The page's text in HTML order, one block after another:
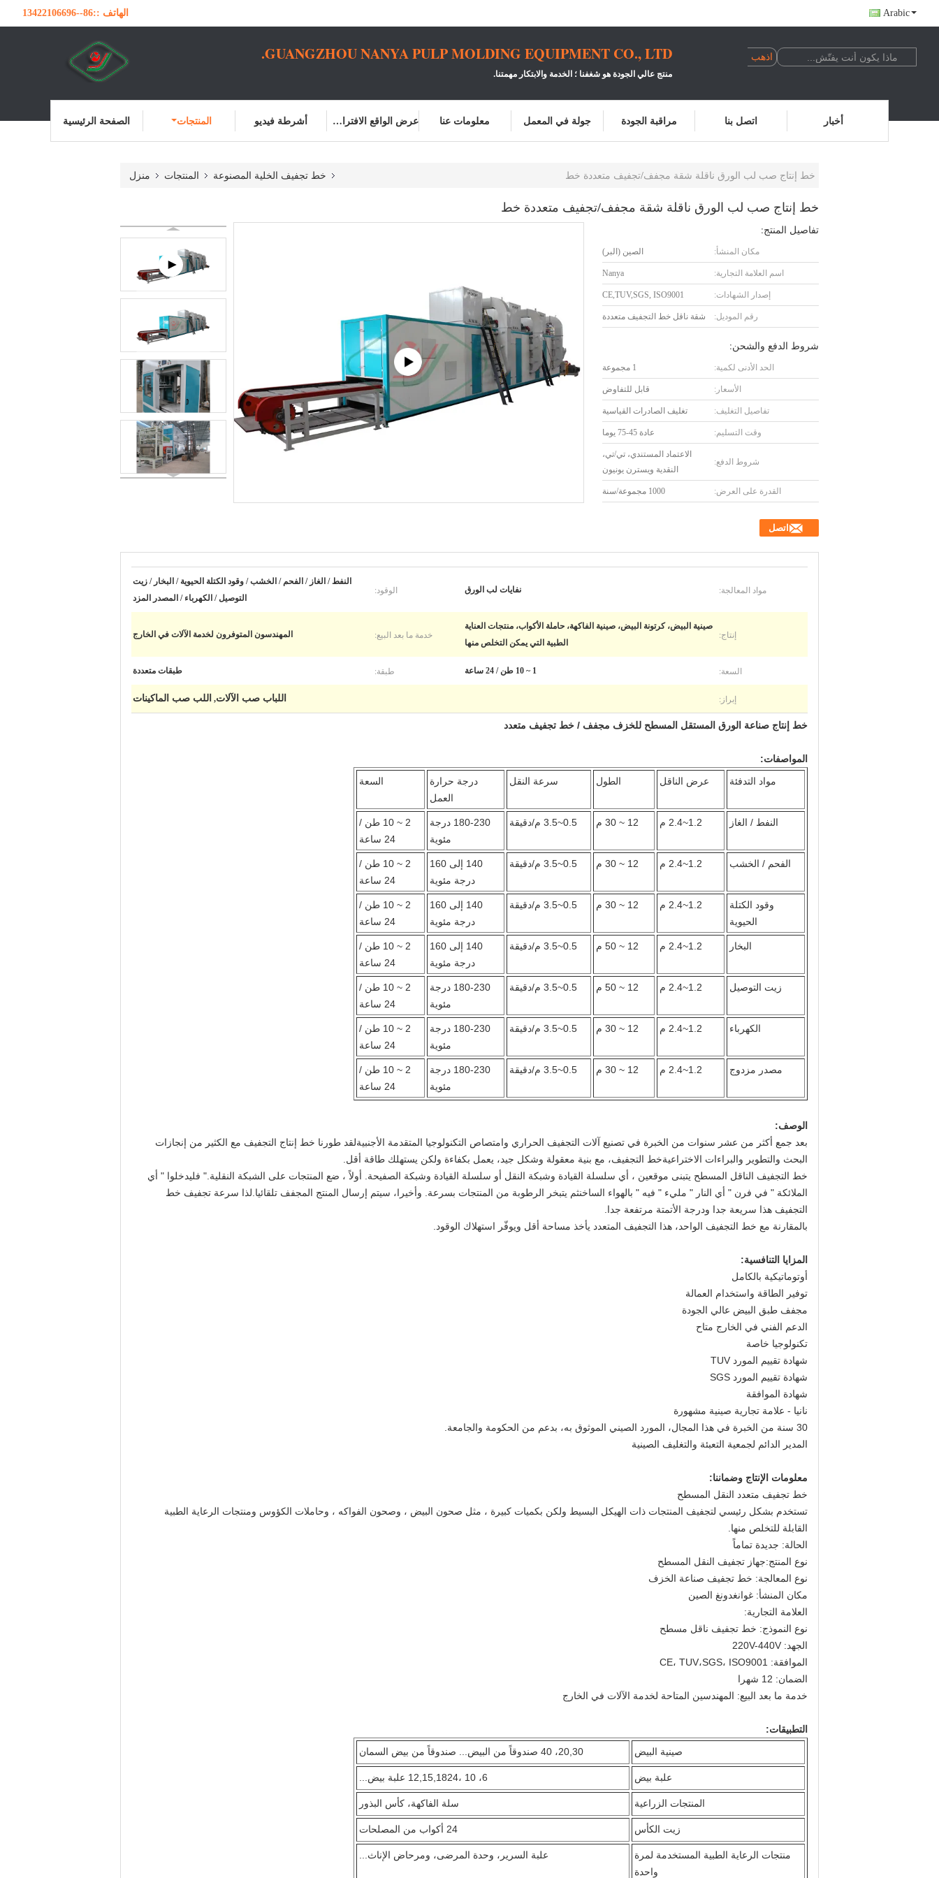
الهاتف ::86--13422106696 Arabic
GUANGZHOU NANYA PULP MOLDING EQUIPMENT CO., LTD.
منتج عالي الجودة هو شغفنا ؛ الخدمة والابتكار مهمتنا.
الصفحة الرئيسية المنتجات أشرطة فيديو عرض الواقع الافتراضي معلومات عنا جولة في المعمل مراقبة الجودة اتصل بنا أخبار
منزل المنتجات خط تجفيف الخلية المصنوعة خط إنتاج صب لب الورق ناقلة شقة مجفف/تجفيف متعددة خط
خط إنتاج صب لب الورق ناقلة شقة مجفف/تجفيف متعددة خط
تفاصيل المنتج:
مكان المنشأ: الصين (البر)
اسم العلامة التجارية: Nanya
إصدار الشهادات: CE,TUV,SGS, ISO9001
رقم الموديل: شقة ناقل خط التجفيف متعددة
شروط الدفع والشحن:
الحد الأدنى لكمية: 1 مجموعة
الأسعار: قابل للتفاوض
تفاصيل التغليف: تغليف الصادرات القياسية
وقت التسليم: عادة 45-75 يوما
شروط الدفع:
الاعتماد المستندي، تي/تي،
النقدية ويسترن يونيون
القدرة على العرض: 1000 مجموعة/سنة
اتصل
مواد المعالجة: نفايات لب الورق الوقود:
النفط / الغاز / الفحم / الخشب / وقود الكتلة الحيوية / البخار / زيت
التوصيل / الكهرباء / المصدر المزد
إنتاج:
صينية البيض، كرتونة البيض، صينية الفاكهة، حاملة الأكواب، منتجات العناية
الطبية التي يمكن التخلص منها
خدمة ما بعد البيع: المهندسون المتوفرون لخدمة الآلات في الخارج
السعة: 1 ~ 10 طن / 24 ساعة طبقة: طبقات متعددة
إبراز: اللباب صب الآلات, اللب صب الماكينات
خط إنتاج صناعة الورق المستقل المسطح للخزف مجفف / خط تجفيف متعدد
المواصفات:
مواد التدفئة
عرض الناقل الطول سرعة النقل
درجة حرارة
العمل
السعة
النفط / الغاز 1.2~2.4 م 12 ~ 30 م 0.5~3.5 م/دقيقة
180-230 درجة
مئوية
2 ~ 10 طن /
24 ساعة
الفحم / الخشب 1.2~2.4 م 12 ~ 30 م 0.5~3.5 م/دقيقة
140 إلى 160
درجة مئوية
2 ~ 10 طن /
24 ساعة
وقود الكتلة
الحيوية
1.2~2.4 م 12 ~ 30 م 0.5~3.5 م/دقيقة
140 إلى 160
درجة مئوية
2 ~ 10 طن /
24 ساعة
البخار 1.2~2.4 م 12 ~ 50 م 0.5~3.5 م/دقيقة
140 إلى 160
درجة مئوية
2 ~ 10 طن /
24 ساعة
زيت التوصيل 1.2~2.4 م 12 ~ 50 م 0.5~3.5 م/دقيقة
180-230 درجة
مئوية
2 ~ 10 طن /
24 ساعة
الكهرباء 1.2~2.4 م 12 ~ 30 م 0.5~3.5 م/دقيقة
180-230 درجة
مئوية
2 ~ 10 طن /
24 ساعة
مصدر مزدوج 1.2~2.4 م 12 ~ 30 م 0.5~3.5 م/دقيقة
180-230 درجة
مئوية
2 ~ 10 طن /
24 ساعة
الوصف:
بعد جمع أكثر من عشر سنوات من الخبرة في تصنيع آلات التجفيف الحراري وامتصاص التكنولوجيا المتقدمة الأجنبيةلقد طورنا خط إنتاج التجفيف مع الكثير من إنجازات
البحث والتطوير والبراءات الاختراعيةخط التجفيف، مع بنية معقولة وشكل جيد، يعمل بكفاءة ولكن يستهلك طاقة أقل.
خط التجفيف الناقل المسطح يتبنى موقعين ، أي سلسلة القيادة وشبكة النقل أو سلسلة القيادة وشبكة الصفيحة. أولاً ، ضع المنتجات على الشبكة النقلية." فليدخلوا " أي
الملائكة " في فرن " أي النار " مليء " فيه " بالهواء الساخنثم يتبخر الرطوبة من المنتجات بسرعة. وأخيرا، سيتم إرسال المنتج المجفف تلقائيا.لذا سرعة تجفيف خط
التجفيف هذا سريعة جدا ودرجة الأتمتة مرتفعة جدا.
بالمقارنة مع خط التجفيف الواحد، هذا التجفيف المتعدد يأخذ مساحة أقل ويوفّر استهلاك الوقود.
المزايا التنافسية:
أوتوماتيكية بالكامل
توفير الطاقة واستخدام العمالة
مجفف طبق البيض عالي الجودة
الدعم الفني في الخارج متاح
تكنولوجيا خاصة
شهادة تقييم المورد TUV
شهادة تقييم المورد SGS
شهادة الموافقة
نانيا - علامة تجارية صينية مشهورة
30 سنة من الخبرة في هذا المجال، المورد الصيني الموثوق به، بدعم من الحكومة والجامعة.
المدير الدائم لجمعية التعبئة والتغليف الصينية
معلومات الإنتاج وضماننا:
خط تجفيف متعدد النقل المسطح
تستخدم بشكل رئيسي لتجفيف المنتجات ذات الهيكل البسيط ولكن بكميات كبيرة ، مثل صحون البيض ، وصحون الفواكه ، وحاملات الكؤوس ومنتجات الرعاية الطبية
القابلة للتخلص منها.
الحالة: جديدة تماماً
نوع المنتج:جهاز تجفيف النقل المسطح
نوع المعالجة: خط تجفيف صناعة الخزف
مكان المنشأ: غوانغدونغ الصين
العلامة التجارية:
نوع النموذج: خط تجفيف ناقل مسطح
الجهد: 220V-440V
الموافقة: CE، TUV،SGS، ISO9001
الضمان: 12 شهرا
خدمة ما بعد البيع: المهندسين المتاحة لخدمة الآلات في الخارج
التطبيقات:
صينية البيض
20,30، 40 صندوقاً من البيض... صندوقاً من بيض السمان
علبة بيض 6، 10 ،12,15,1824 علبة بيض...
المنتجات الزراعية سلة الفاكهة، كأس البذور
زيت الكأس 24 أكواب من المصلحات
منتجات الرعاية الطبية المستخدمة لمرة
واحدة
علبة السرير، وحدة المرضى، ومرحاض الإناث...